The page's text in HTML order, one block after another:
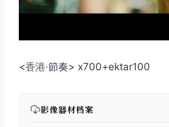
<香港·節奏> x700+ektar100
影像器材档案